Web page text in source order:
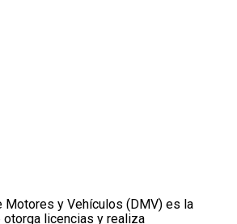
Motores y Vehículos (DMV) es la
licencias y realiza